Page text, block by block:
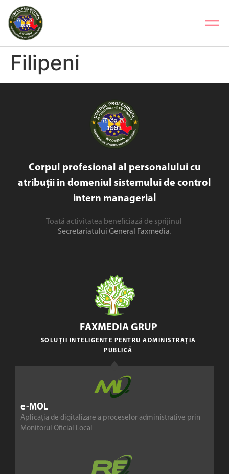
Filipeni
Corpul profesional al personalului cu
atribuții în domeniul sistemului de control
intern managerial
Toată activitatea beneficiază de sprijinul
Secretariatului General Faxmedia.
e-MOL
Aplicația de digitalizare a proceselor administrative prin
Monitorul Oficial Local
FAXMEDIA GRUP
SOLUȚII INTELIGENTE PENTRU ADMINISTRAȚIA
PUBLICĂ